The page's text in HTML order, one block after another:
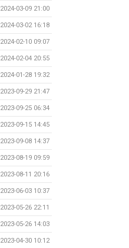
2024-03-09 21:00
2024-03-02 16:18
2024-02-10 09:07
2024-02-04 20:55
2024-01-28 19:32
2023-09-29 21:47
2023-09-25 06:34
2023-09-15 14:45
2023-09-08 14:37
2023-08-19 09:59
2023-08-11 20:16
2023-06-03 10:37
2023-05-26 22:11
2023-05-26 14:03
2023-04-30 10:12